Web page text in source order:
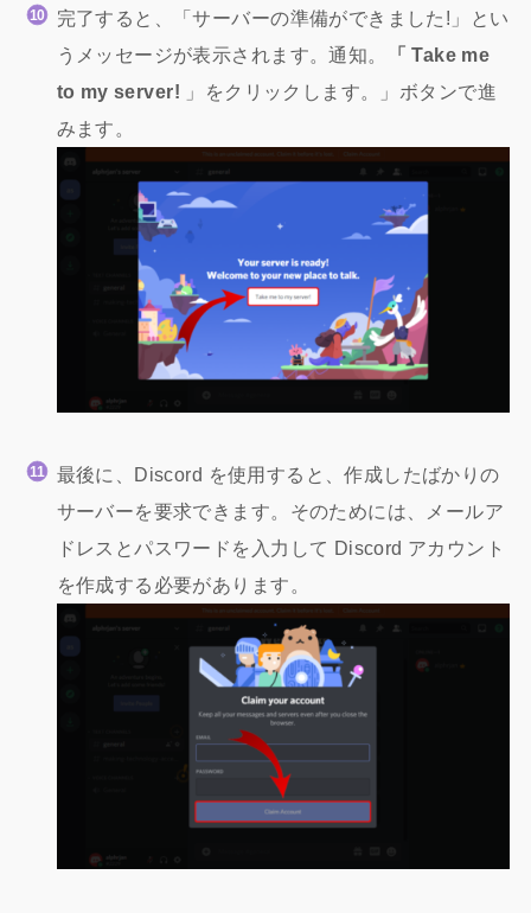
完了すると、「サーバーの準備ができました!」とい
うメッセージが表示されます。通知。
「 Take me
to my server! 」をクリックします。」ボタンで進
みます。
最後に、Discord を使用すると、作成したばかりの
サーバーを要求できます。そのためには、メールア
ドレスとパスワードを入力して Discord アカウント
を作成する必要があります。